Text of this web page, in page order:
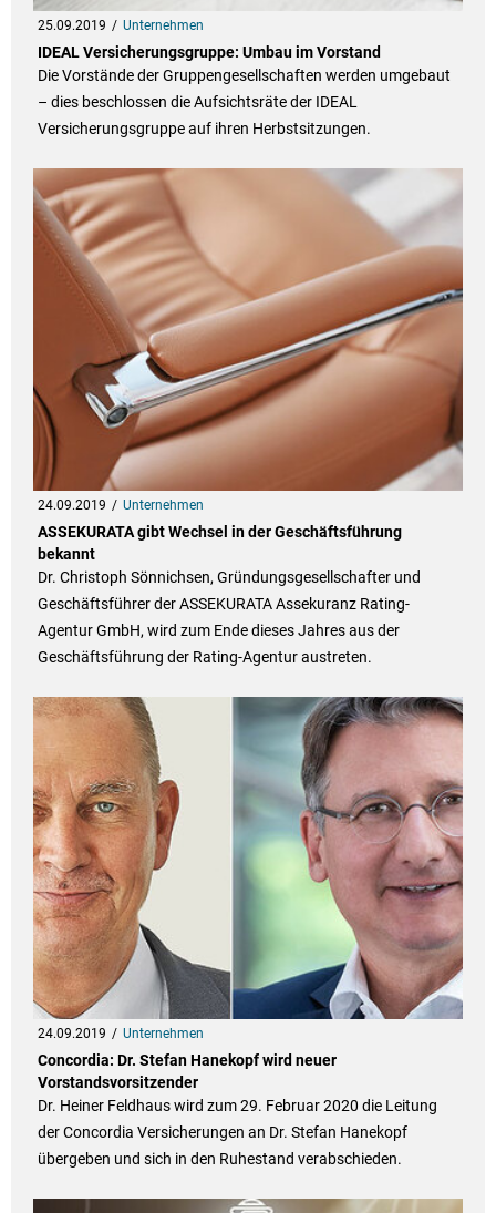
25.09.2019 Unternehmen
IDEAL Versicherungsgruppe: Umbau im Vorstand
Die Vorstände der Gruppengesellschaften werden umgebaut
– dies beschlossen die Aufsichtsräte der IDEAL
Versicherungsgruppe auf ihren Herbstsitzungen.
24.09.2019 Unternehmen
ASSEKURATA gibt Wechsel in der Geschäftsführung
bekannt
Dr. Christoph Sönnichsen, Gründungsgesellschafter und
Geschäftsführer der ASSEKURATA Assekuranz Rating-
Agentur GmbH, wird zum Ende dieses Jahres aus der
Geschäftsführung der Rating-Agentur austreten.
24.09.2019 Unternehmen
Concordia: Dr. Stefan Hanekopf wird neuer
Vorstandsvorsitzender
Dr. Heiner Feldhaus wird zum 29. Februar 2020 die Leitung
der Concordia Versicherungen an Dr. Stefan Hanekopf
übergeben und sich in den Ruhestand verabschieden.